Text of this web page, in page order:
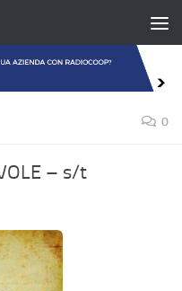
0
– s/t